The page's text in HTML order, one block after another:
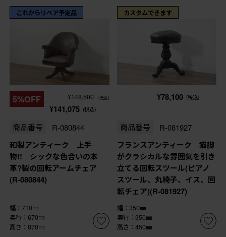
これからリペア予定品
5%OFF ¥148,500 (税込)
¥141,075 (税込)
商品番号 R-080844
和製アンティーク 上手
物!! シックな色合いの本
革?製の回転アームチェア
(R-080844)
幅：710㎜
奥行：670㎜
高さ：870㎜
カスタムできます
¥78,100 (税込)
商品番号 R-081927
フランスアンティーク 猫脚
がクラシカルな雰囲気を引き
立てる回転スツール(ピアノ
スツール、丸椅子、イス、回
転チェア)(R-081927)
幅：350㎜
奥行：350㎜
高さ：450㎜